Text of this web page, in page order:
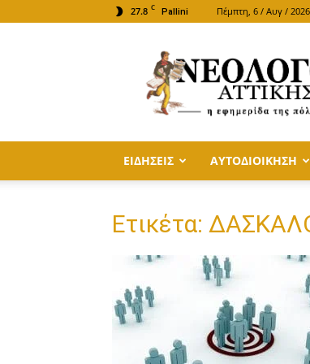
27.8 C Pallini Πέμπτη, 6 / Αυγ / 2026
ΑΤΤΙΚΗΣ
ΕΙΔΗΣΕΙΣ ΑΥΤΟΔΙΟΙΚΗΣΗ
Ετικέτα: